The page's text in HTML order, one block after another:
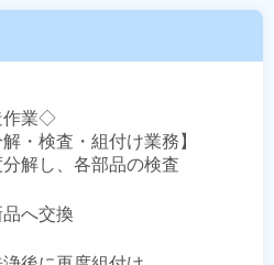
作業◇
・検査・組付け業務】
解し、各部品の検査
へ交換